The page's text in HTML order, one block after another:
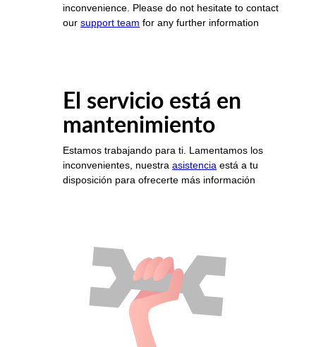
inconvenience. Please do not hesitate to contact
our support team for any further information
El servicio está en
mantenimiento
Estamos trabajando para ti. Lamentamos los
inconvenientes, nuestra asistencia está a tu
disposición para ofrecerte más información